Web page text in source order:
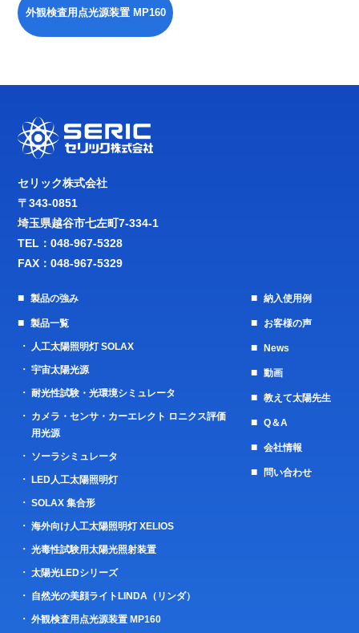
外観検査用点光源装置 MP160
セリック株式会社
〒343-0851
埼玉県越谷市七左町7-334-1
TEL：048-967-5328
FAX：048-967-5329
製品の強み
製品一覧
人工太陽照明灯 SOLAX
宇宙太陽光源
耐光性試験・光環境シミュレータ
カメラ・センサ・カーエレクト ロニクス評価
用光源
ソーラシミュレータ
LED人工太陽照明灯
SOLAX 集合形
海外向け人工太陽照明灯 XELIOS
光毒性試験用太陽光照射装置
太陽光LEDシリーズ
自然光の美顔ライトLINDA（リンダ）
外観検査用点光源装置 MP160
納入使用例
お客様の声
News
動画
教えて太陽先生
Q＆A
会社情報
問い合わせ